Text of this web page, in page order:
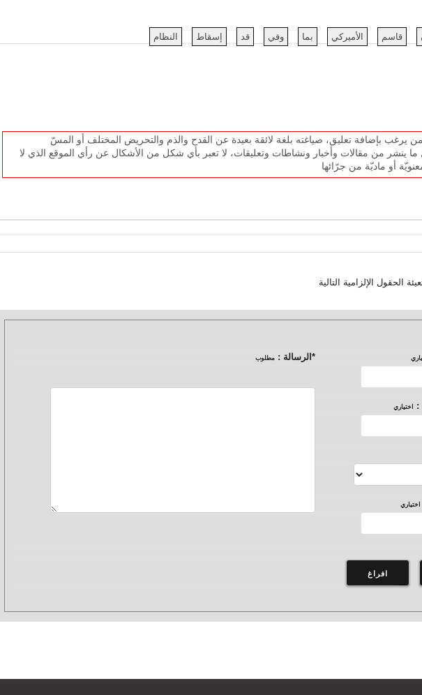
قاسم الأميركي بما وفي قد إسقاط النظام
يرغب بإضافة تعليق، صياغته بلغة لائقة بعيدة عن القدح والذم والتحريض المختلف أو المسّ
ما ينشر من مقالات وأخبار ونشاطات وتعليقات، لا تعبر بأي شكل من الأشكال عن رأي الموقع الذي لا
الحقول الإلزامية التالية
* الرسالة : مطلوب
: اختياري
اختياري